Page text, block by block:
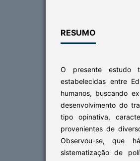
RESUMO
O presente estudo
estabelecidas entre
humanos, buscando
desenvolvimento do
tipo opinativa,
provenientes de
Observou-se, que
sistematização de